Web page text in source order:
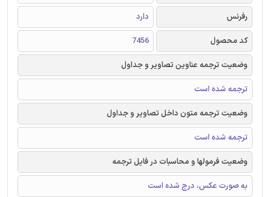
رفرنس
دارد
کد محصول
7456
وضعیت ترجمه عناوین تصاویر و جداول
ترجمه شده است
وضعیت ترجمه متون داخل تصاویر و جداول
ترجمه شده است
وضعیت فرمولها و محاسبات در فایل ترجمه
به صورت عکس، درج شده است